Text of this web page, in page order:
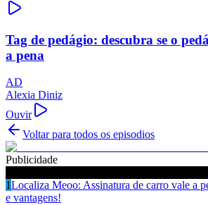
Tag de pedágio: descubra se o
a pena
AD
Alexia Diniz
Ouvir
Voltar para todos os episodios
Publicidade
1Localiza Meoo: Assinatura de carro vale a
e vantagens!